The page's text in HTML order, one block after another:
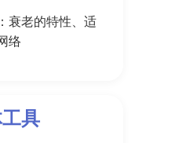
：衰老的特性、适
络
具